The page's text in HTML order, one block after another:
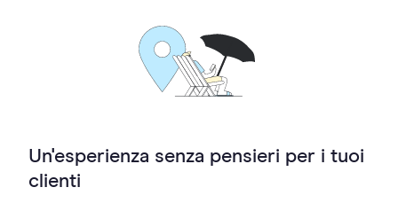
Un'esperienza senza pensieri per i tuoi
clienti